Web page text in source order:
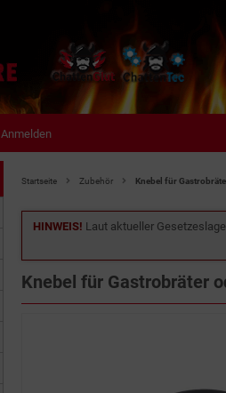
Anmelden
Startseite Zubehör Knebel für
HINWEIS! Laut aktueller
Knebel für Gastrobräter